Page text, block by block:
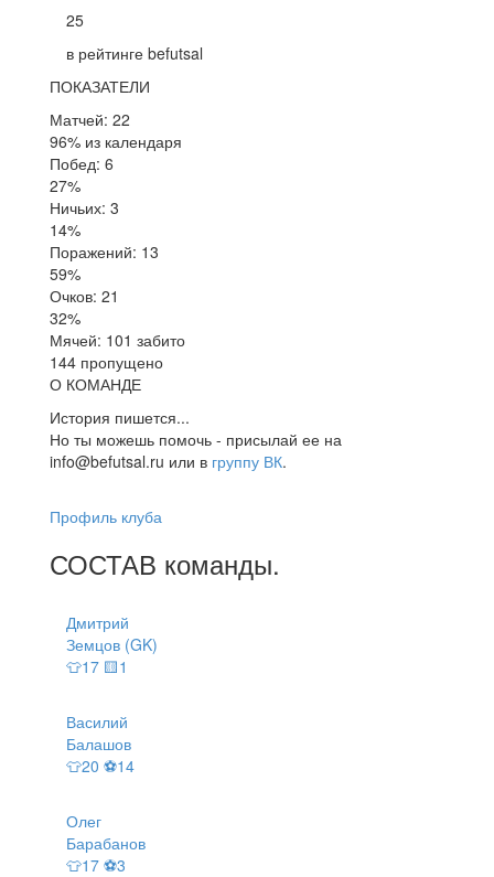
25
в рейтинге befutsal
ПОКАЗАТЕЛИ
Матчей: 22
96% из календаря
Побед: 6
27%
Ничьих: 3
14%
Поражений: 13
59%
Очков: 21
32%
Мячей: 101 забито
144 пропущено
О КОМАНДЕ
История пишется...
Но ты можешь помочь - присылай ее на
info@befutsal.ru или в группу ВК.
Профиль клуба
СОСТАВ команды.
Дмитрий
Земцов (GK)
👕17 🟨1
Василий
Балашов
👕20 ⚽14
Олег
Барабанов
👕17 ⚽3